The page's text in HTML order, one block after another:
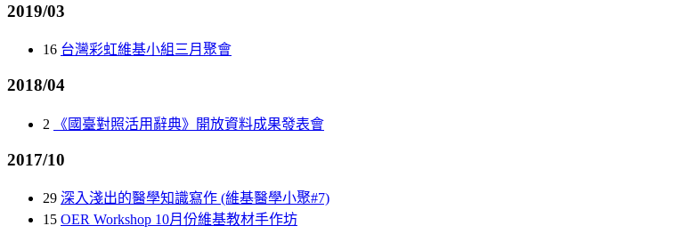
2019/03
16 台灣彩虹維基小組三月聚會
2018/04
2 《國臺對照活用辭典》開放資料成果發表會
2017/10
29 深入淺出的醫學知識寫作 (維基醫學小聚#7)
15 OER Workshop 10月份維基教材手作坊